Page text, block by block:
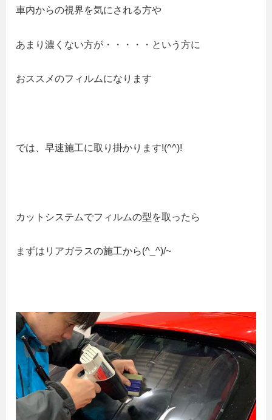
車内からの視界を気にされる方や
あまり濃くない方が・・・・・という方に
おススメのフィルムになります
では、早速施工に取り掛かります!(^^)!
カットシステムでフィルムの型を取ったら
まずはリアガラスの施工から(^_^)/~